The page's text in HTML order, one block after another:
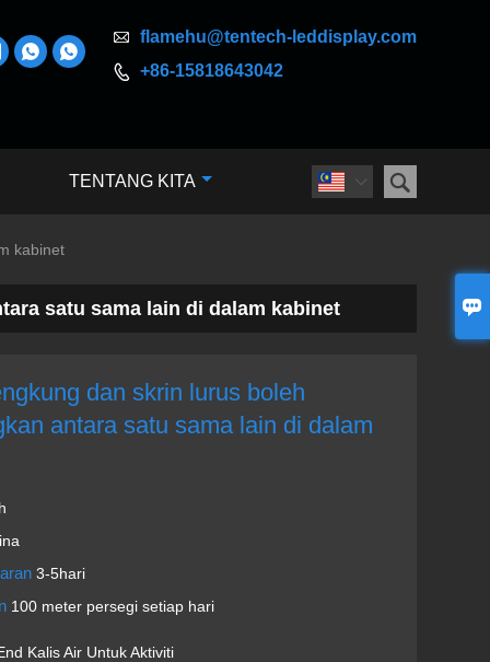

 flamehu@tentech-leddisplay.com
 +86-15818643042
 
 
TENTANG KITA
kabinet
satu sama lain di dalam kabinet
dan skrin lurus boleh
antara satu sama lain di dalam
3-5hari
100 meter persegi setiap hari
Kalis Air Untuk Aktiviti